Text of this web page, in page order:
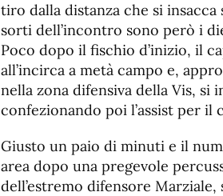
tiro dalla distanza che si
sorti dell’incontro sono però i
Poco dopo il fischio d’inizio, il
all’incirca a metà campo e,
nella zona difensiva della Vis, si
confezionando poi l’assist per
Giusto un paio di minuti e il
area dopo una pregevole
dell’estremo difensore